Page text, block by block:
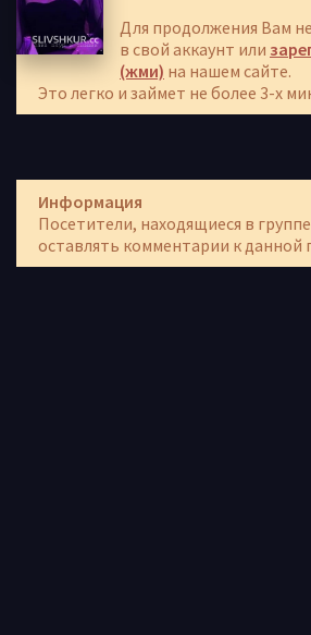
Для продолжения Вам
в свой аккаунт или
(жми) на нашем сайте.
Это легко и займет не более 3-х
Информация
Посетители, находящиеся в группе
оставлять комментарии к данной